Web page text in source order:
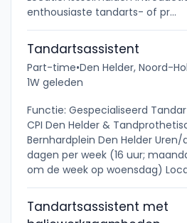
enthousiaste tandarts- of pr...
Tandartsassistent
Part-time•Den Helder, Noord-
1W geleden
Functie: Gespecialiseerd
CPI Den Helder &
Bernhardplein Den Helder Uren/
dagen per week (16 uur;
om de week op woensdag)
Tandartsassistent met